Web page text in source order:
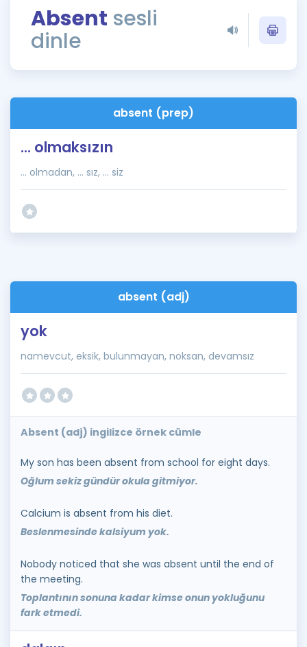
Rehberlik Aracı
ÖSYM Sınav Takvimi
İngilizce Gramer
Absent sesli
dinle
absent (prep)
... olmaksızın
... olmadan, ... sız, ... siz
absent (adj)
yok
namevcut, eksik, bulunmayan, noksan, devamsız
Absent (adj) ingilizce örnek cümle
My son has been absent from school for eight days.
Oğlum sekiz gündür okula gitmiyor.
Calcium is absent from his diet.
Beslenmesinde kalsiyum yok.
Nobody noticed that she was absent until the end of
the meeting.
Toplantının sonuna kadar kimse onun yokluğunu
fark etmedi.